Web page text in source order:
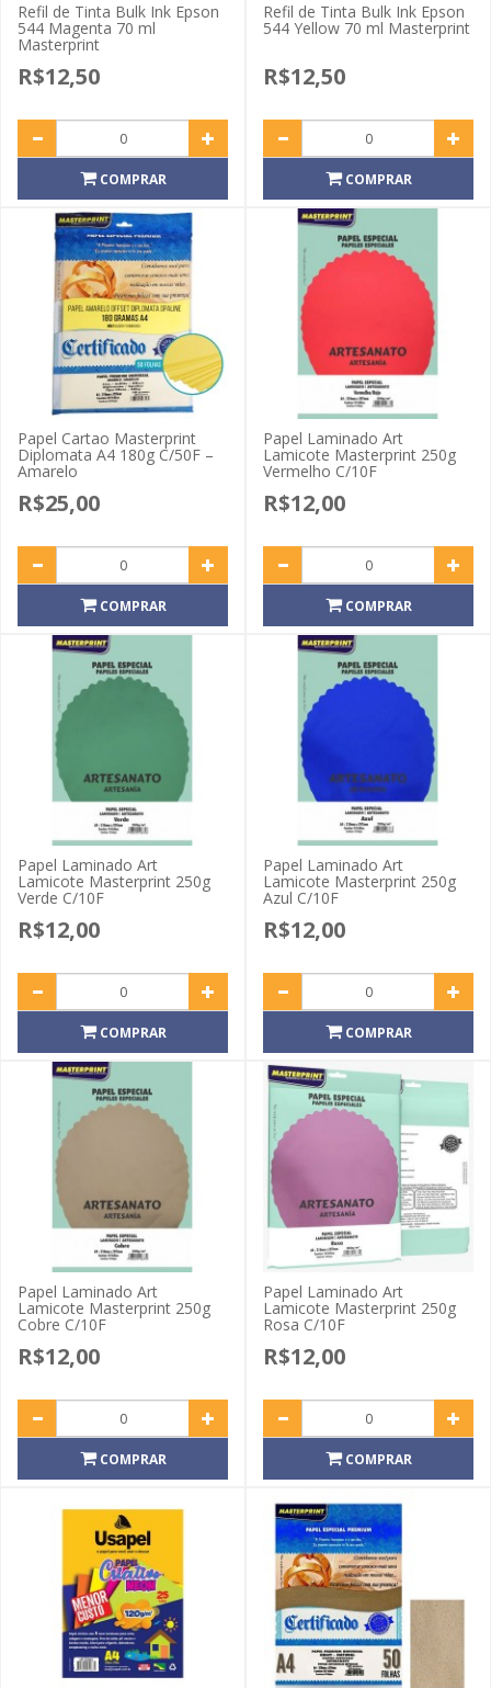
Refil de Tinta Bulk Ink Epson
544 Magenta 70 ml
Masterprint
R$12,50
COMPRAR
Refil de Tinta Bulk Ink Epson
544 Yellow 70 ml Masterprint
R$12,50
COMPRAR
Papel Cartao Masterprint
Diplomata A4 180g C/50F –
Amarelo
R$25,00
COMPRAR
Papel Laminado Art
Lamicote Masterprint 250g
Vermelho C/10F
R$12,00
COMPRAR
Papel Laminado Art
Lamicote Masterprint 250g
Verde C/10F
R$12,00
COMPRAR
Papel Laminado Art
Lamicote Masterprint 250g
Azul C/10F
R$12,00
COMPRAR
Papel Laminado Art
Lamicote Masterprint 250g
Cobre C/10F
R$12,00
COMPRAR
Papel Laminado Art
Lamicote Masterprint 250g
Rosa C/10F
R$12,00
COMPRAR